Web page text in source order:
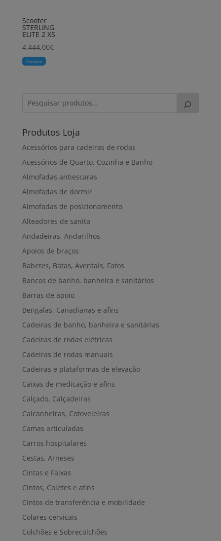
Scooter
STERLING
ELITE 2 XS
4.444,00€
Comprar
Produtos Loja
Acessórios para cadeiras de rodas
Acessórios de Quarto, Cozinha e Banho
Almofadas antiescaras
Almofadas de dormir
Almofadas de posicionamento
Alteadores de sanita
Andadeiras, Andarilhos
Apoios de braços
Babetes, Batas, Aventais, Fatos
Bancos de banho, banheira e sanitários
Barras de apoio
Bengalas, Canadianas e afins
Cadeiras de banho, banheira e sanitárias
Cadeiras de rodas elétricas
Cadeiras de rodas manuais
Cadeiras e plataformas de elevação
Caixas de medicação e afins
Calçado, Calçadeiras
Calcanheiras, Cotoveleiras
Camas articuladas
Carros hospitalares
Cestas, Arneses
Cintas e Faixas
Cintos, Coletes e afins
Cintos de transferência e mobilidade
Colares cervicais
Colchões e Sobrecolchões